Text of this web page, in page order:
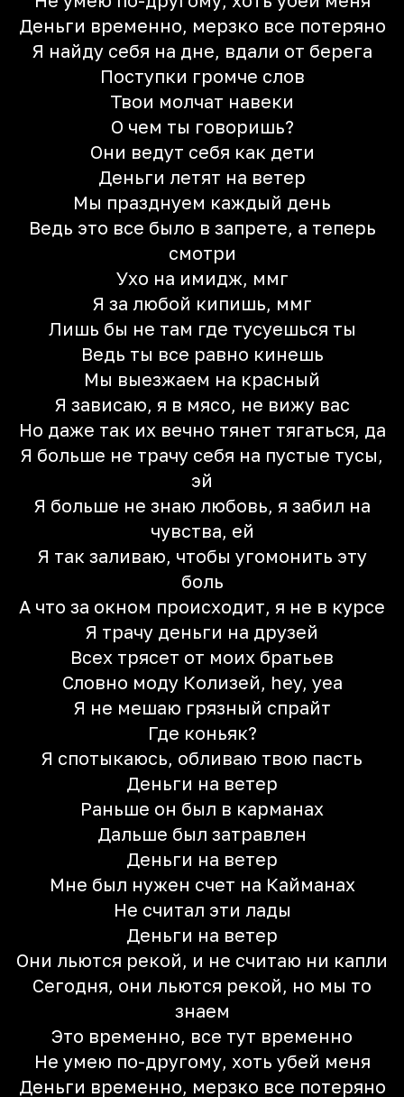
Деньги временно, мерзко все потеряно
Я найду себя на дне, вдали от берега
Поступки громче слов
Твои молчат навеки
О чем ты говоришь?
Они ведут себя как дети
Деньги летят на ветер
Мы празднуем каждый день
Ведь это все было в запрете, а теперь
смотри
Ухо на имидж, ммг
Я за любой кипишь, ммг
Лишь бы не там где тусуешься ты
Ведь ты все равно кинешь
Мы выезжаем на красный
Я зависаю, я в мясо, не вижу вас
Но даже так их вечно тянет тягаться, да
Я больше не трачу себя на пустые тусы,
эй
Я больше не знаю любовь, я забил на
чувства, ей
Я так заливаю, чтобы угомонить эту
боль
А что за окном происходит, я не в курсе
Я трачу деньги на друзей
Всех трясет от моих братьев
Словно моду Колизей, hey, yea
Я не мешаю грязный спрайт
Где коньяк?
Я спотыкаюсь, обливаю твою пасть
Деньги на ветер
Раньше он был в карманах
Дальше был затравлен
Деньги на ветер
Мне был нужен счет на Кайманах
Не считал эти лады
Деньги на ветер
Они льются рекой, и не считаю ни капли
Сегодня, они льются рекой, но мы то
знаем
Это временно, все тут временно
Не умею по-другому, хоть убей меня
Деньги временно, мерзко все потеряно